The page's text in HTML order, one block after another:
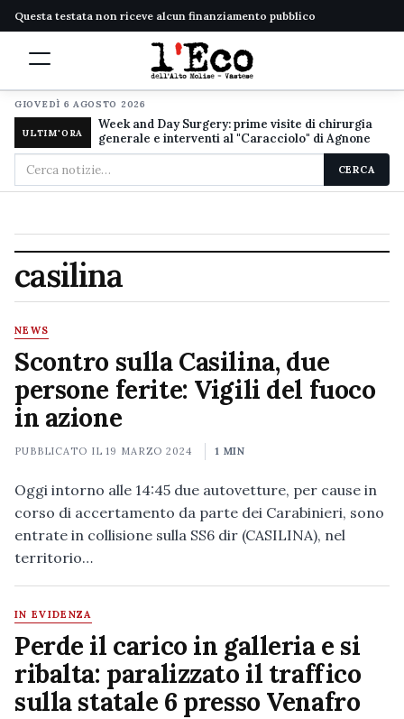
Questa testata non riceve alcun finanziamento pubblico
GIOVEDÌ 6 AGOSTO 2026
ULTIM'ORA
Week and Day Surgery: prime visite di chirurgia
generale e interventi al "Caracciolo" di Agnone
Cerca
nel
CERCA
casilina
NEWS
Scontro sulla Casilina, due
persone ferite: Vigili del fuoco
in azione
PUBBLICATO IL19 MARZO 2024 1 MIN
Oggi intorno alle 14:45 due autovetture, per cause in
corso di accertamento da parte dei Carabinieri, sono
entrate in collisione sulla SS6 dir (CASILINA), nel
territorio…
IN EVIDENZA
Perde il carico in galleria e si
ribalta: paralizzato il traffico
sulla statale 6 presso Venafro